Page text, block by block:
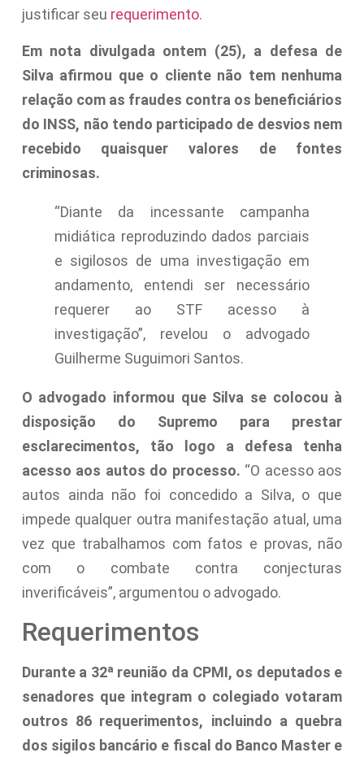
justificar seu requerimento.
Em nota divulgada ontem (25), a defesa de
Silva afirmou que o cliente não tem nenhuma
relação com as fraudes contra os beneficiários
do INSS, não tendo participado de desvios nem
recebido quaisquer valores de fontes
criminosas.
“Diante da incessante campanha
midiática reproduzindo dados parciais
e sigilosos de uma investigação em
andamento, entendi ser necessário
requerer ao STF acesso à
investigação”, revelou o advogado
Guilherme Suguimori Santos.
O advogado informou que Silva se colocou à
disposição do Supremo para prestar
esclarecimentos, tão logo a defesa tenha
acesso aos autos do processo. “O acesso aos
autos ainda não foi concedido a Silva, o que
impede qualquer outra manifestação atual, uma
vez que trabalhamos com fatos e provas, não
com o combate contra conjecturas
inverificáveis”, argumentou o advogado.
Requerimentos
Durante a 32ª reunião da CPMI, os deputados e
senadores que integram o colegiado votaram
outros 86 requerimentos, incluindo a quebra
dos sigilos bancário e fiscal do Banco Master e